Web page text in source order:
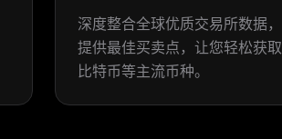
深度整合全球优质交易所数据，
提供最佳买卖点，让您轻松获取
比特币等主流币种。